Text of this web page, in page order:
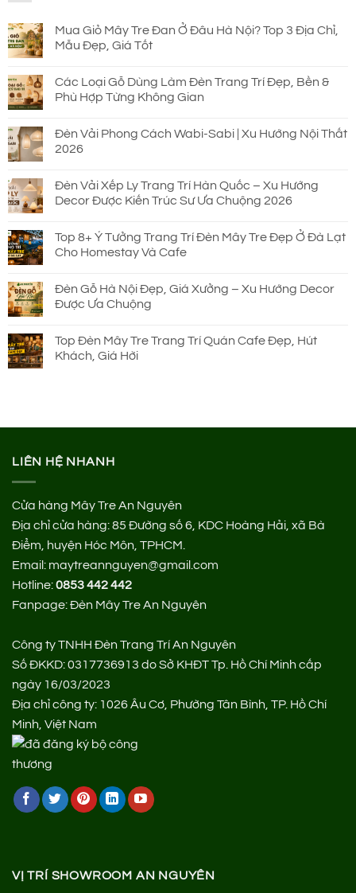
Mua Giỏ Mây Tre Đan Ở Đâu Hà Nội? Top 3 Địa Chỉ,
Mẫu Đẹp, Giá Tốt
Các Loại Gỗ Dùng Làm Đèn Trang Trí Đẹp, Bền &
Phù Hợp Từng Không Gian
Đèn Vải Phong Cách Wabi-Sabi | Xu Hướng Nội Thất
2026
Đèn Vải Xếp Ly Trang Trí Hàn Quốc – Xu Hướng
Decor Được Kiến Trúc Sư Ưa Chuộng 2026
Top 8+ Ý Tưởng Trang Trí Đèn Mây Tre Đẹp Ở Đà Lạt
Cho Homestay Và Cafe
Đèn Gỗ Hà Nội Đẹp, Giá Xưởng – Xu Hướng Decor
Được Ưa Chuộng
Top Đèn Mây Tre Trang Trí Quán Cafe Đẹp, Hút
Khách, Giá Hời
LIÊN HỆ NHANH
Cửa hàng Mây Tre An Nguyên
Địa chỉ cửa hàng:85 Đường số 6, KDC Hoàng Hải, xã Bà
Điểm, huyện Hóc Môn, TPHCM.
Email: maytreannguyen@gmail.com
Hotline:0853 442 442
Fanpage:Đèn Mây Tre An Nguyên
Công ty TNHH Đèn Trang Trí An Nguyên
Số ĐKKD: 0317736913 do Sở KHĐT Tp. Hồ Chí Minh cấp
ngày 16/03/2023
Địa chỉ công ty: 1026 Âu Cơ, Phường Tân Bình, TP. Hồ Chí
Minh, Việt Nam
VỊ TRÍ SHOWROOM AN NGUYÊN